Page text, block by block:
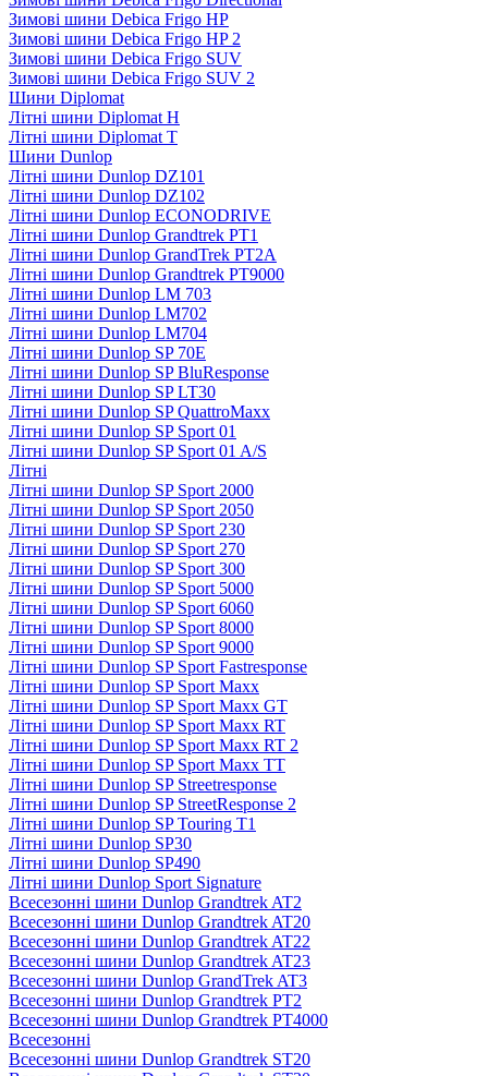
Зимові шини Debica Frigo HP
Зимові шини Debica Frigo HP 2
Зимові шини Debica Frigo SUV
Зимові шини Debica Frigo SUV 2
Шини Diplomat
Літні шини Diplomat H
Літні шини Diplomat T
Шини Dunlop
Літні шини Dunlop DZ101
Літні шини Dunlop DZ102
Літні шини Dunlop ECONODRIVE
Літні шини Dunlop Grandtrek PT1
Літні шини Dunlop GrandTrek PT2A
Літні шини Dunlop Grandtrek PT9000
Літні шини Dunlop LM 703
Літні шини Dunlop LM702
Літні шини Dunlop LM704
Літні шини Dunlop SP 70E
Літні шини Dunlop SP BluResponse
Літні шини Dunlop SP LT30
Літні шини Dunlop SP QuattroMaxx
Літні шини Dunlop SP Sport 01
Літні шини Dunlop SP Sport 01 A/S
Літні
Літні шини Dunlop SP Sport 2000
Літні шини Dunlop SP Sport 2050
Літні шини Dunlop SP Sport 230
Літні шини Dunlop SP Sport 270
Літні шини Dunlop SP Sport 300
Літні шини Dunlop SP Sport 5000
Літні шини Dunlop SP Sport 6060
Літні шини Dunlop SP Sport 8000
Літні шини Dunlop SP Sport 9000
Літні шини Dunlop SP Sport Fastresponse
Літні шини Dunlop SP Sport Maxx
Літні шини Dunlop SP Sport Maxx GT
Літні шини Dunlop SP Sport Maxx RT
Літні шини Dunlop SP Sport Maxx RT 2
Літні шини Dunlop SP Sport Maxx TT
Літні шини Dunlop SP Streetresponse
Літні шини Dunlop SP StreetResponse 2
Літні шини Dunlop SP Touring T1
Літні шини Dunlop SP30
Літні шини Dunlop SP490
Літні шини Dunlop Sport Signature
Всесезонні шини Dunlop Grandtrek AT2
Всесезонні шини Dunlop Grandtrek AT20
Всесезонні шини Dunlop Grandtrek AT22
Всесезонні шини Dunlop Grandtrek AT23
Всесезонні шини Dunlop GrandTrek AT3
Всесезонні шини Dunlop Grandtrek PT2
Всесезонні шини Dunlop Grandtrek PT4000
Всесезонні
Всесезонні шини Dunlop Grandtrek ST20